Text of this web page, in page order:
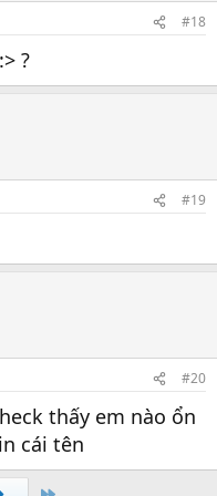
nick đi vào đây chia sẻ
lâu xem lại cũng ko
và không chỉ một
#18
?
#19
#20
thấy em nào ổn
cái tên